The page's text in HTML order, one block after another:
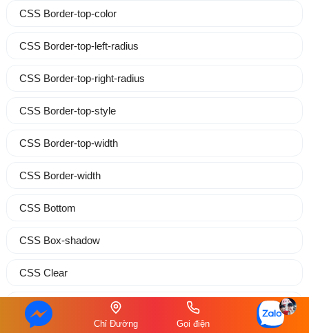
CSS Border-top-color
CSS Border-top-left-radius
CSS Border-top-right-radius
CSS Border-top-style
CSS Border-top-width
CSS Border-width
CSS Bottom
CSS Box-shadow
CSS Clear
CSS Color
Chỉ Đường Gọi điện